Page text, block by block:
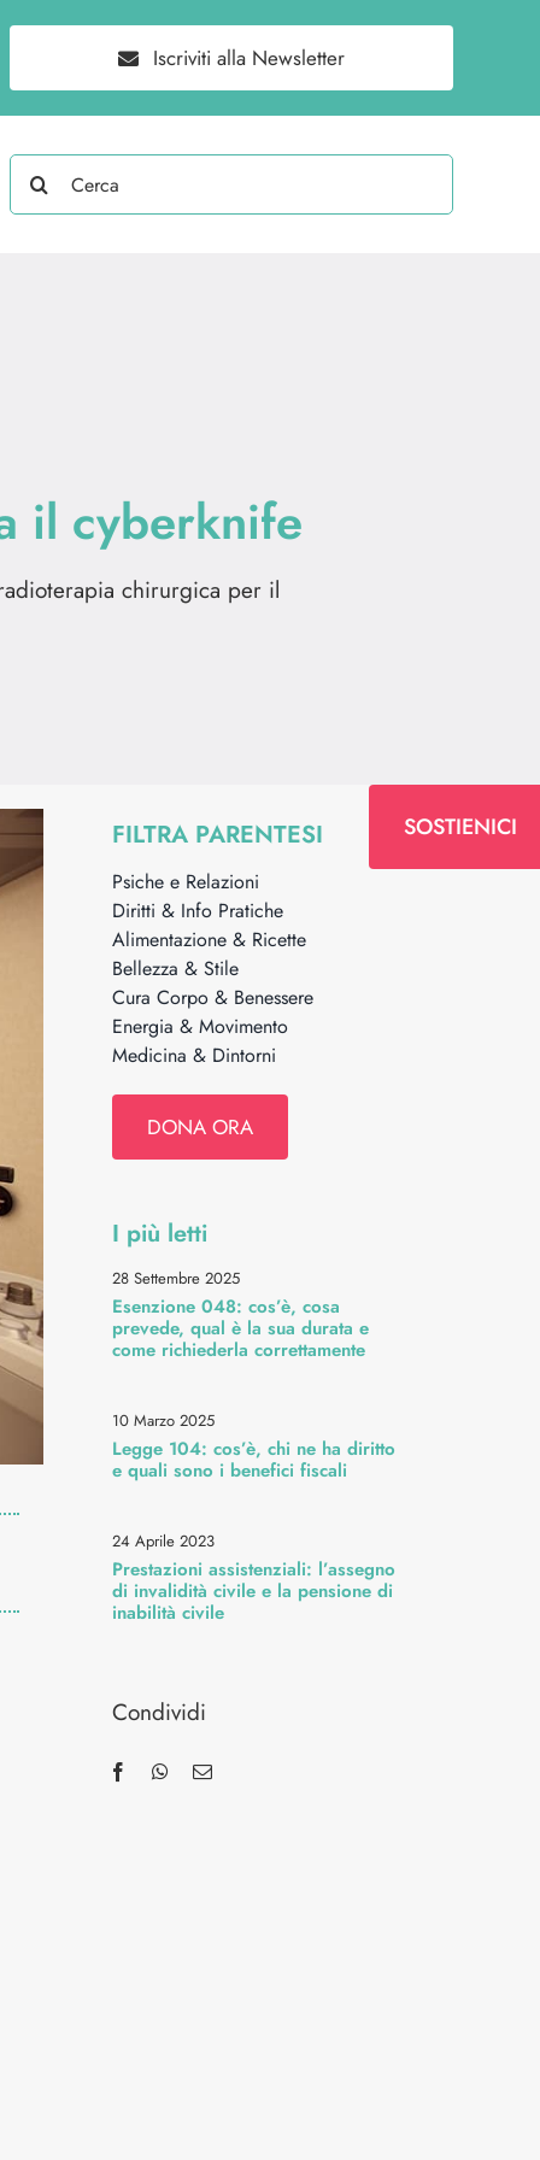
Iscriviti alla Newsletter
Search
for:
il cyberknife
chirurgica per il
SOSTIENICI
FILTRA PARENTESI
Psiche e Relazioni
Diritti & Info Pratiche
Alimentazione & Ricette
Bellezza & Stile
Cura Corpo & Benessere
Energia & Movimento
Medicina & Dintorni
DONA ORA
I più letti
28 Settembre 2025
Esenzione 048: cos’è, cosa
prevede, qual è la sua durata e
come richiederla correttamente
10 Marzo 2025
Legge 104: cos’è, chi ne ha diritto
e quali sono i benefici fiscali
24 Aprile 2023
Prestazioni assistenziali: l’assegno
di invalidità civile e la pensione di
inabilità civile
Condividi